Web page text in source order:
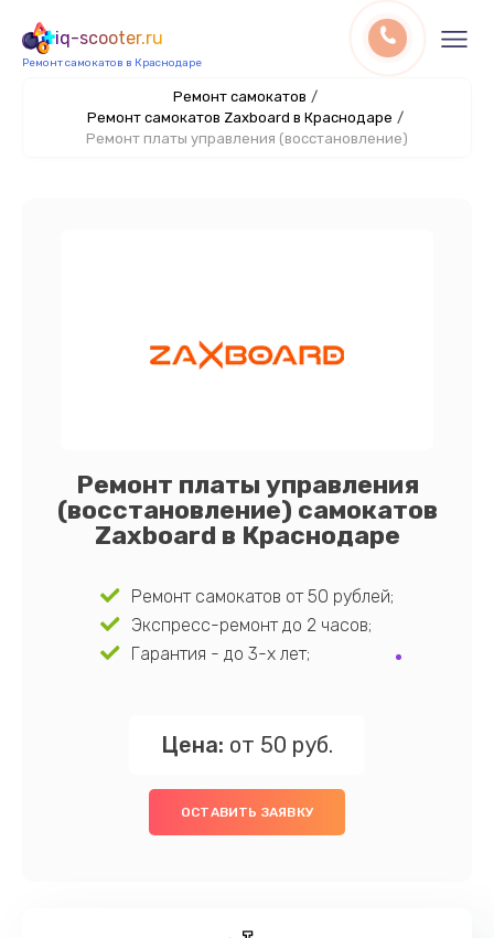
iq-scooter.ru
Ремонт самокатов в Краснодаре
Ремонт самокатов /
Ремонт самокатов Zaxboard в Краснодаре /
Ремонт платы управления (восстановление)
Ремонт платы управления
(восстановление) самокатов
Zaxboard в Краснодаре
Ремонт самокатов от 50 рублей;
Экспресс-ремонт до 2 часов;
Гарантия - до 3-х лет;
Цена: от 50 руб.
ОСТАВИТЬ ЗАЯВКУ